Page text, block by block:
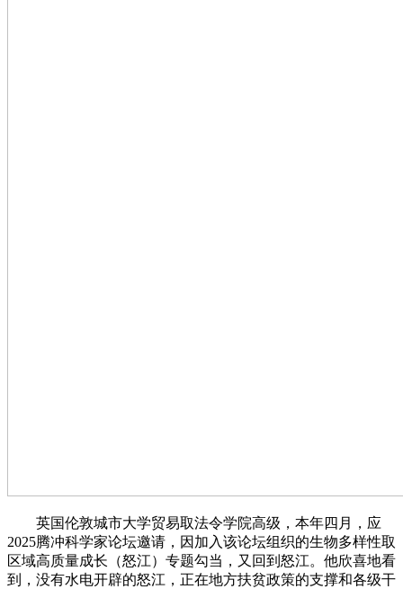
英国伦敦城市大学贸易取法令学院高级，本年四月，应
2025腾冲科学家论坛邀请，因加入该论坛组织的生物多样性取
区域高质量成长（怒江）专题勾当，又回到怒江。他欣喜地看
到，没有水电开辟的怒江，正在地方扶贫政策的支撑和各级干